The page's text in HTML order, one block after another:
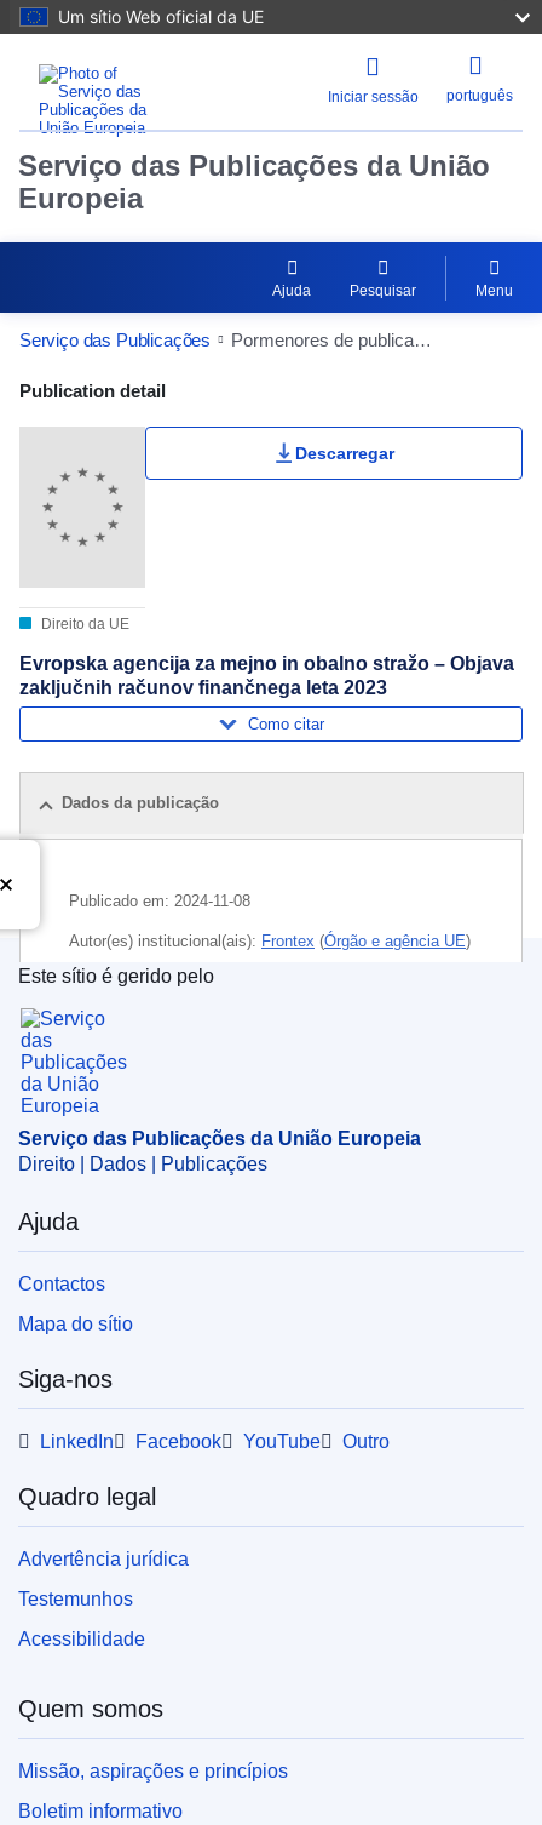
Um sítio Web oficial da UE
Iniciar sessão português
Serviço das Publicações da União
Europeia
Ajuda Pesquisar Menu
Serviço das Publicações Pormenores de publicação
Publication Detail Actions Portlet
Publication detail
Direito da UE
Descarregar
Evropska agencija za mejno in obalno stražo – Objava
zaključnih računov finančnega leta 2023
Como citar
Dados da publicação
Publicado em: 2024-11-08
Autor(es) institucional(ais): Frontex (Órgão e agência UE)
CELEX : 52024XX06546
ELI : C/2024/6546/oj
OJ : C_202406546
Serviço das Publicações da União Europeia
Este sítio é gerido pelo
Serviço das Publicações da União Europeia
Direito | Dados | Publicações
Ajuda
Contactos
Mapa do sítio
Siga-nos
LinkedIn Facebook YouTube Outro
Quadro legal
Advertência jurídica
Testemunhos
Acessibilidade
Quem somos
Missão, aspirações e princípios
Boletim informativo